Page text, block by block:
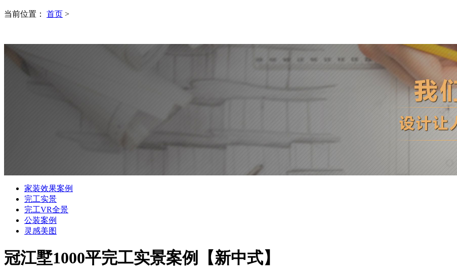
当前位置： 首页 >
家装效果案例
完工实景
完工VR全景
公装案例
灵感美图
冠江墅1000平完工实景案例 【新中式】